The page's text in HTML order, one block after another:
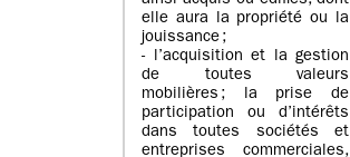
elle aura la propriété ou la
jouissance ;
- l’acquisition et la gestion
de toutes valeurs
mobilières ; la prise de
participation ou d’intérêts
dans toutes sociétés et
entreprises commerciales,